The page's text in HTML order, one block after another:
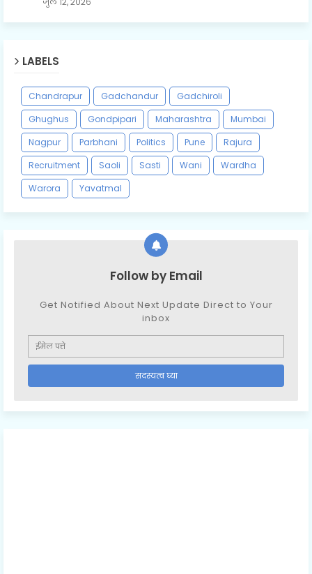
LABELS
Chandrapur Gadchandur
Gadchiroli
Ghughus
Gondpipari Maharashtra
Mumbai
Nagpur
Parbhani Politics Pune
Rajura
Recruitment
Saoli Sasti Wani
Wardha
Warora
Yavatmal
Follow by Email
Get Notified About Next Update Direct to Your
inbox